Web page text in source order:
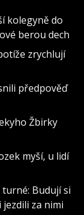
kolegyně do
berou dech
zrychlují
předpověď
Žbirky
myší, u lidí
Budují si
za nimi